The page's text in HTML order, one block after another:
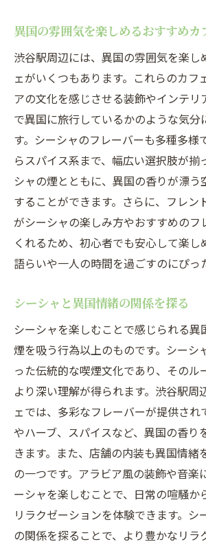
異国の雰囲気を楽しめるおすすめカ
渋谷駅周辺には、異国の雰囲気を楽し
ェがいくつもあります。これらのカフ
アの文化を感じさせる装飾やインテリ
で異国に旅行しているかのような気分
す。シーシャのフレーバーも多種多様
らスパイス系まで、幅広い選択肢が揃
シャの煙とともに、異国の香りが漂う
することができます。さらに、フレン
がシーシャの楽しみ方やおすすめのフ
くれるため、初心者でも安心して楽し
語らいや一人の時間を過ごすのにぴっ
シーシャと異国情緒の関係を探る
シーシャを楽しむことで感じられる異
煙を吸う行為以上のものです。シーシ
った伝統的な喫煙文化であり、そのル
より深い理解が得られます。渋谷駅周
ェでは、多彩なフレーバーが提供され
やハーブ、スパイスなど、異国の香り
きます。また、店舗の内装も異国情緒
の一つです。アラビア風の装飾や音楽
ーシャを楽しむことで、日常の喧騒か
リラクゼーションを体験できます。シ
の関係を探ることで、より豊かなリラ